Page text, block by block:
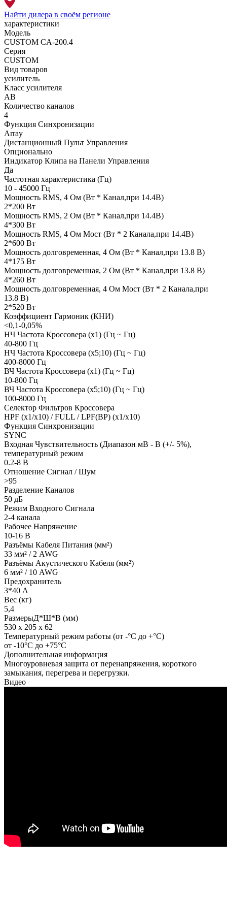
Найти дилера в своём регионе
характеристики
Модель
CUSTOM CA-200.4
Серия
CUSTOM
Вид товаров
усилитель
Класс усилителя
AB
Количество каналов
4
Функция Синхронизации
Array
Дистанционный Пульт Управления
Опционально
Индикатор Клипа на Панели Управления
Да
Частотная характеристика (Гц)
10 - 45000 Гц
Мощность RMS, 4 Ом (Вт * Канал,при 14.4В)
2*200 Вт
Мощность RMS, 2 Ом (Вт * Канал,при 14.4В)
4*300 Вт
Мощность RMS, 4 Ом Мост (Вт * 2 Канала,при 14.4В)
2*600 Вт
Мощность долговременная, 4 Ом (Вт * Канал,при 13.8 В)
4*175 Вт
Мощность долговременная, 2 Ом (Вт * Канал,при 13.8 В)
4*260 Вт
Мощность долговременная, 4 Ом Мост (Вт * 2 Канала,при
13.8 В)
2*520 Вт
Коэффициент Гармоник (КНИ)
<0,1-0,05%
НЧ Частота Кроссовера (x1) (Гц ~ Гц)
40-800 Гц
НЧ Частота Кроссовера (х5;10) (Гц ~ Гц)
400-8000 Гц
ВЧ Частота Кроссовера (x1) (Гц ~ Гц)
10-800 Гц
ВЧ Частота Кроссовера (х5;10) (Гц ~ Гц)
100-8000 Гц
Селектор Фильтров Кроссовера
HPF (x1/x10) / FULL / LPF(BP) (x1/x10)
Функция Синхронизации
SYNC
Входная Чувствительность (Диапазон мВ - В (+/- 5%),
температурный режим
0.2-8 В
Отношение Сигнал / Шум
>95
Разделение Каналов
50 дБ
Режим Входного Сигнала
2-4 канала
Рабочее Напряжение
10-16 В
Разъёмы Кабеля Питания (мм²)
33 мм² / 2 AWG
Разъёмы Акустического Кабеля (мм²)
6 мм² / 10 AWG
Предохранитель
3*40 А
Вес (кг)
5,4
РазмерыД*Ш*В (мм)
530 x 205 x 62
Температурный режим работы (от -°С до +°С)
от -10°С до +75°С
Дополнительная информация
Многоуровневая защита от перенапряжения, короткого
замыкания, перегрева и перегрузки.
Видео